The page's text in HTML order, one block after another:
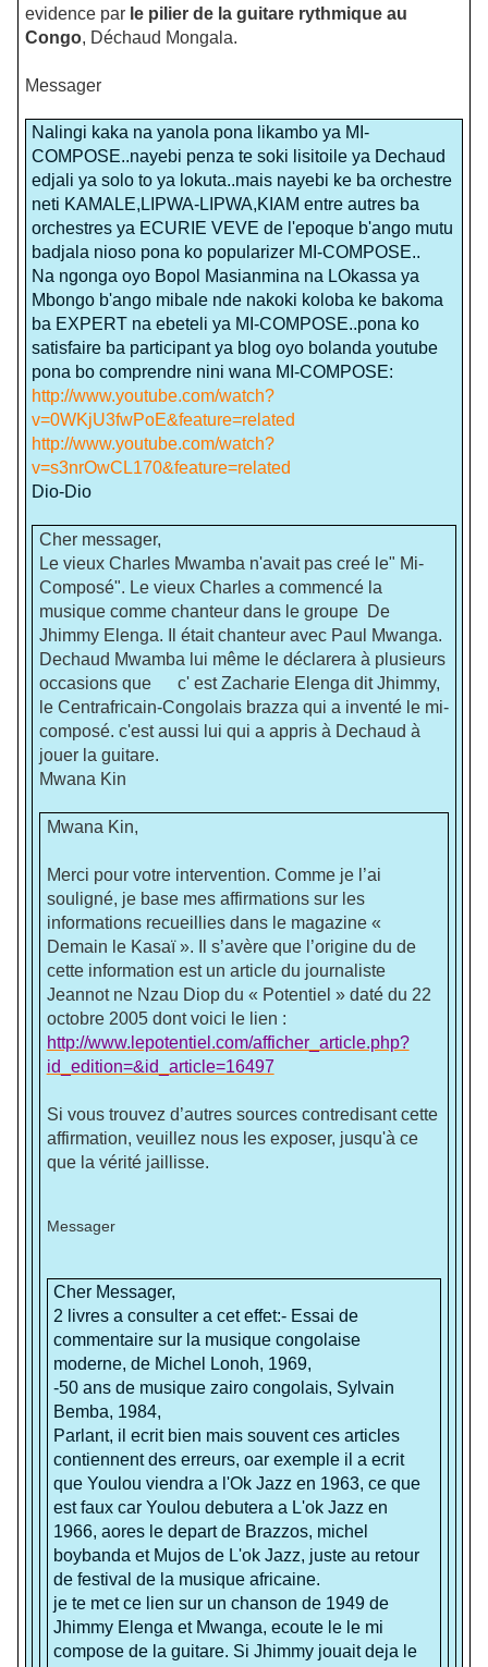
evidence par le pilier de la guitare rythmique au
Congo, Déchaud Mongala.
Messager
Nalingi kaka na yanola pona likambo ya MI-
COMPOSE..nayebi penza te soki lisitoile ya Dechaud
edjali ya solo to ya lokuta..mais nayebi ke ba orchestre
neti KAMALE,LIPWA-LIPWA,KIAM entre autres ba
orchestres ya ECURIE VEVE de l'epoque b'ango mutu
badjala nioso pona ko popularizer MI-COMPOSE..
Na ngonga oyo Bopol Masianmina na LOkassa ya
Mbongo b'ango mibale nde nakoki koloba ke bakoma
ba EXPERT na ebeteli ya MI-COMPOSE..pona ko
satisfaire ba participant ya blog oyo bolanda youtube
pona bo comprendre nini wana MI-COMPOSE:
http://www.youtube.com/watch?
v=0WKjU3fwPoE&feature=related
http://www.youtube.com/watch?
v=s3nrOwCL170&feature=related
Dio-Dio
Cher messager,
Le vieux Charles Mwamba n'avait pas creé le" Mi-
Composé". Le vieux Charles a commencé la
musique comme chanteur dans le groupe De
Jhimmy Elenga. Il était chanteur avec Paul Mwanga.
Dechaud Mwamba lui même le déclarera à plusieurs
occasions que c' est Zacharie Elenga dit Jhimmy,
le Centrafricain-Congolais brazza qui a inventé le mi-
composé. c'est aussi lui qui a appris à Dechaud à
jouer la guitare.
Mwana Kin
Mwana Kin,
Merci pour votre intervention. Comme je l’ai
souligné, je base mes affirmations sur les
informations recueillies dans le magazine «
Demain le Kasaï ». Il s’avère que l’origine du de
cette information est un article du journaliste
Jeannot ne Nzau Diop du « Potentiel » daté du 22
octobre 2005 dont voici le lien :
http://www.lepotentiel.com/afficher_article.php?
id_edition=&id_article=16497
Si vous trouvez d’autres sources contredisant cette
affirmation, veuillez nous les exposer, jusqu'à ce
que la vérité jaillisse.
Messager
Cher Messager,
2 livres a consulter a cet effet:- Essai de
commentaire sur la musique congolaise
moderne, de Michel Lonoh, 1969,
-50 ans de musique zairo congolais, Sylvain
Bemba, 1984,
Parlant, il ecrit bien mais souvent ces articles
contiennent des erreurs, oar exemple il a ecrit
que Youlou viendra a l'Ok Jazz en 1963, ce que
est faux car Youlou debutera a L'ok Jazz en
1966, aores le depart de Brazzos, michel
boybanda et Mujos de L'ok Jazz, juste au retour
de festival de la musique africaine.
je te met ce lien sur un chanson de 1949 de
Jhimmy Elenga et Mwanga, ecoute le le mi
compose de la guitare. Si Jhimmy jouait deja le